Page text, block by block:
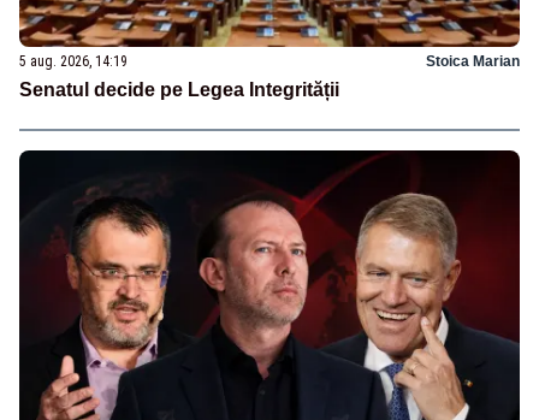
5 aug. 2026, 14:19 Stoica Marian
Senatul decide pe Legea Integrității